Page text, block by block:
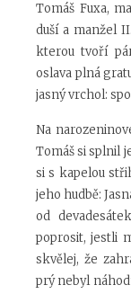
Tomáš Fuxa,
duší a manžel
kterou tvoří
oslava plná
jasný vrchol:
Na
Tomáš si splnil
si s kapelou
jeho hudbě:
od
poprosit, jestli
skvělej, že
prý nebyl